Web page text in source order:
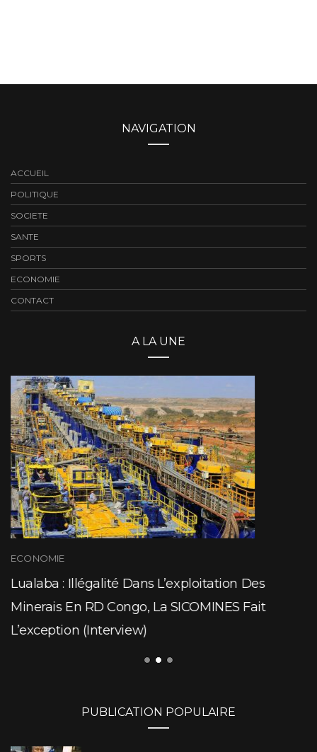
NAVIGATION
ACCUEIL
POLITIQUE
SOCIETE
SANTE
SPORTS
ECONOMIE
CONTACT
A LA UNE
ECONOMIE
Lualaba : Illégalité Dans L’exploitation Des
Minerais En RD Congo, La SICOMINES Fait
L’exception (Interview)
PUBLICATION POPULAIRE